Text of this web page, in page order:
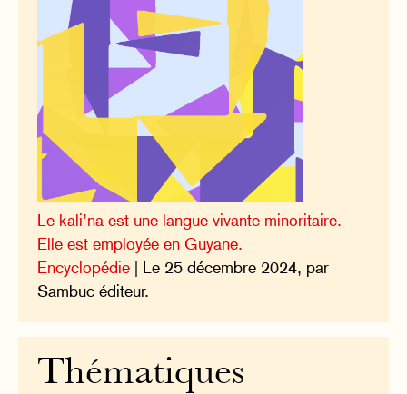
Le kali’na est une langue vivante minoritaire.
Elle est employée en Guyane.
Encyclopédie | Le 25 décembre 2024, par
Sambuc éditeur.
Thématiques